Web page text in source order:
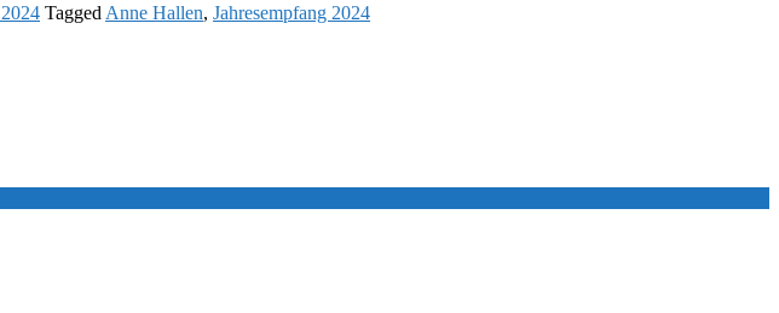
Tagged Anne Hallen, Jahresempfang 2024